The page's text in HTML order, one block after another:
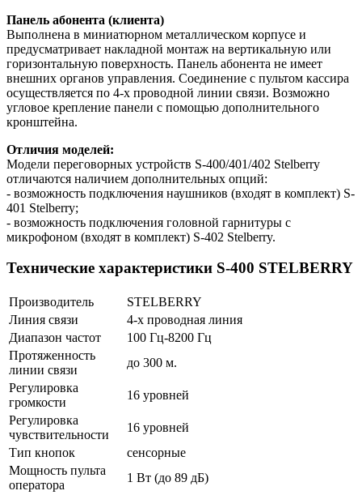
Панель абонента (клиента)
Выполнена в миниатюрном металлическом корпусе и
предусматривает накладной монтаж на вертикальную или
горизонтальную поверхность. Панель абонента не имеет
внешних органов управления. Соединение с пультом кассира
осуществляется по 4-х проводной линии связи. Возможно
угловое крепление панели с помощью дополнительного
кронштейна.
Отличия моделей:
Модели переговорных устройств S-400/401/402 Stelberry
отличаются наличием дополнительных опций:
- возможность подключения наушников (входят в комплект) S-
401 Stelberry;
- возможность подключения головной гарнитуры с
микрофоном (входят в комплект) S-402 Stelberry.
Технические характеристики S-400 STELBERRY
Производитель
STELBERRY
Линия связи
4-х проводная линия
Диапазон частот
100 Гц-8200 Гц
Протяженность
линии связи
до 300 м.
Регулировка
громкости
16 уровней
Регулировка
чувствительности
16 уровней
Тип кнопок
сенсорные
Мощность пульта
оператора
1 Вт (до 89 дБ)